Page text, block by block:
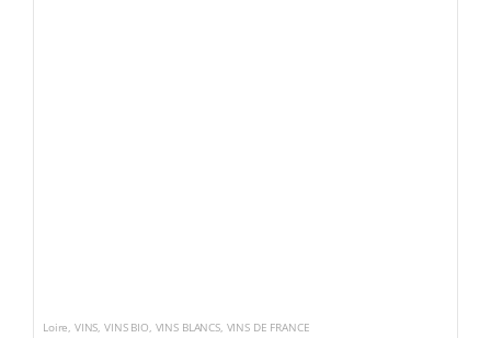
Loire, VINS,VINS BIO, VINS BLANCS, VINS DE FRANCE